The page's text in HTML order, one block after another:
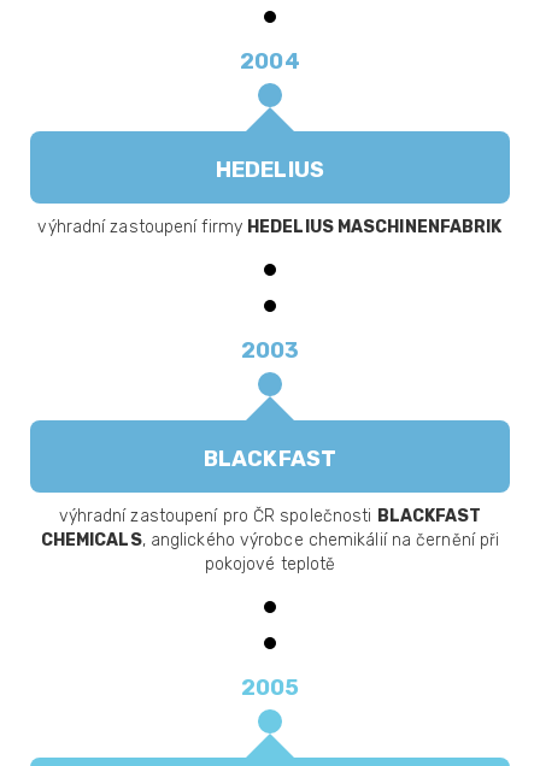
2004
HEDELIUS
výhradní zastoupení firmy HEDELIUS MASCHINENFABRIK
2003
BLACKFAST
výhradní zastoupení pro ČR společnosti BLACKFAST
CHEMICALS, anglického výrobce chemikálií na černění při
pokojové teplotě
2005